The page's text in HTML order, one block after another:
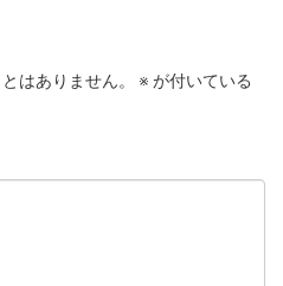
はありません。 ※ が付いている